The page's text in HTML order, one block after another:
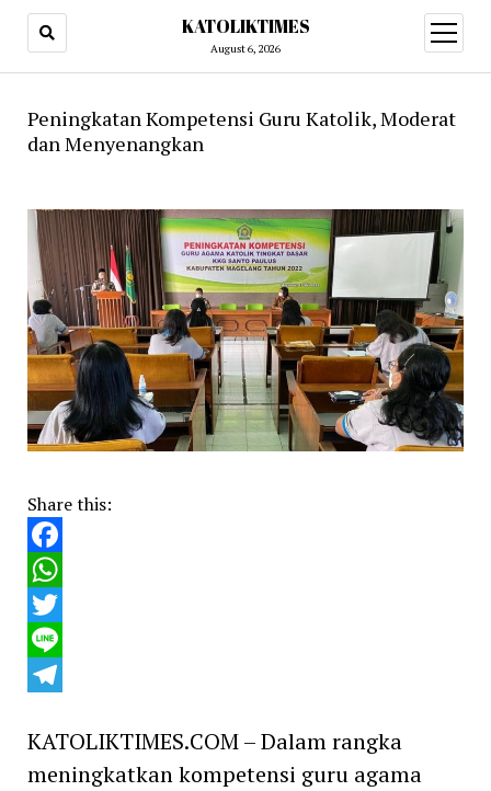
KATOLIKTIMES
August 6, 2026
open
menu
Peningkatan Kompetensi Guru Katolik, Moderat
dan Menyenangkan
Share this:
Facebook
WhatsApp
Twitter
Line
KATOLIKTIMES.COM – Dalam rangka
meningkatkan kompetensi guru agama